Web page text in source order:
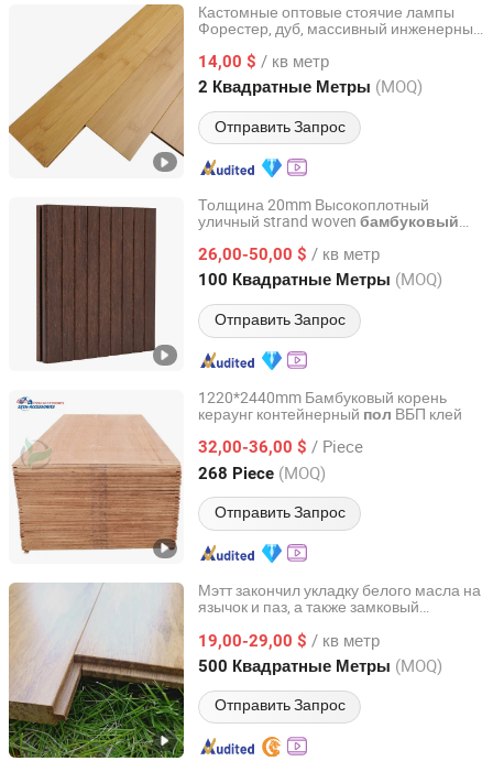
Кастомные оптовые стоячие лампы
Форестер, дуб, массивный инженерный
14,00 $ / кв метр
2 Квадратные Метры (MOQ)
Отправить Запрос
XH Construct Co., Ltd
Zhejiang, China с 2024
Толщина 20mm Высокоплотный
уличный strand woven бамбуковый
26,00-50,00 $ / кв метр
100 Квадратные Метры (MOQ)
Отправить Запрос
Xiamen Forever Rise Imp and Exp Co., Ltd.
Fujian, China с 2014
1220*2440mm Бамбуковый корень
кераунг контейнерный пол ВБП клей
32,00-36,00 $ / Piece
268 Piece (MOQ)
Отправить Запрос
Shouguang Esen Wood Co., Ltd.
Shandong, China с 2019
Мэтт закончил укладку белого масла на
язычок и паз, а также замковый
бамбуковый пол
19,00-29,00 $ / кв метр
500 Квадратные Метры (MOQ)
Отправить Запрос
Anji Aixi Bamboo Industry Co., Ltd.
Zhejiang, China с 2010